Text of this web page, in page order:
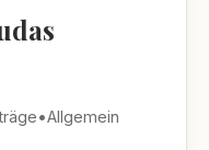
•Allgemein